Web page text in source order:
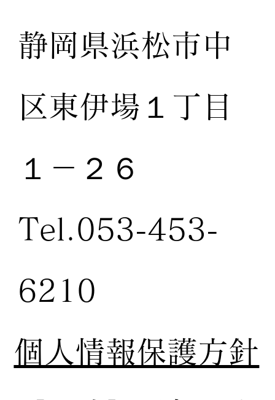
静岡県浜松市中
区東伊場１丁目
１－２６
Tel.053-453-
6210
個人情報保護方針